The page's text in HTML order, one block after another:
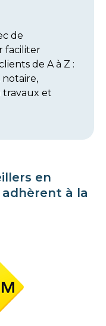
de
faciliter
de A à Z :
et
en
à la